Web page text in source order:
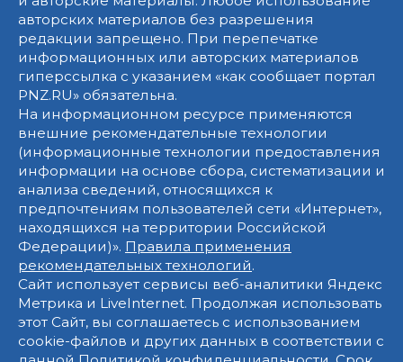
авторских материалов без разрешения
редакции запрещено. При перепечатке
информационных или авторских материалов
гиперссылка с указанием «как сообщает портал
PNZ.RU» обязательна.
На информационном ресурсе применяются
внешние рекомендательные технологии
(информационные технологии предоставления
информации на основе сбора, систематизации и
анализа сведений, относящихся к
предпочтениям пользователей сети «Интернет»,
находящихся на территории Российской
Федерации)». Правила применения
рекомендательных технологий.
Сайт использует сервисы веб-аналитики Яндекс
Метрика и LiveInternet. Продолжая использовать
этот Сайт, вы соглашаетесь с использованием
cookie-файлов и других данных в соответствии с